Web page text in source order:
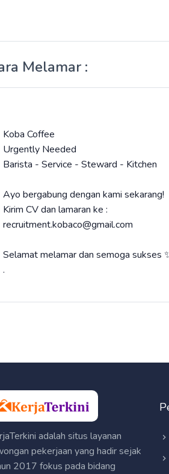
Melamar :
Koba Coffee
Urgently Needed
Barista - Service - Steward - Kitchen
Ayo bergabung dengan kami sekarang!
Kirim CV dan lamaran ke :
recruitment.kobaco@gmail.com
Selamat melamar dan semoga sukses
.
adalah situs layanan
pekerjaan yang hadir sejak
2017 fokus pada bidang